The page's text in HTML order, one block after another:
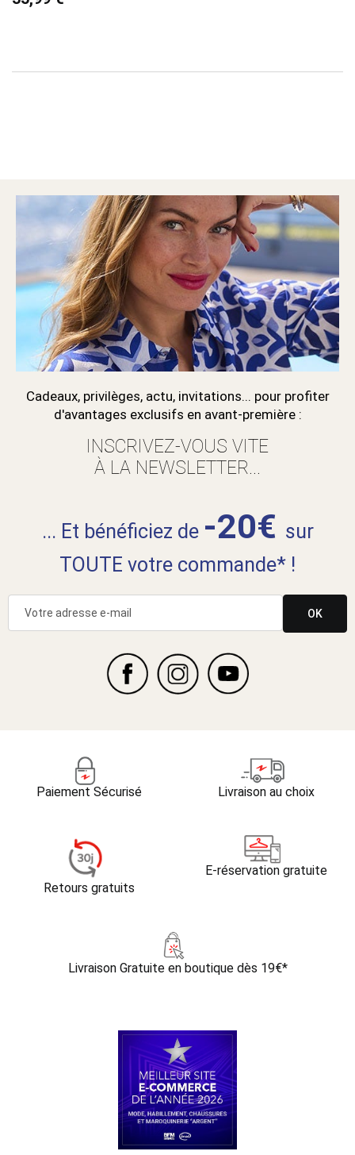
Cadeaux, privilèges, actu, invitations... pour profiter
d'avantages exclusifs en avant-première :
INSCRIVEZ-VOUS VITE
À LA NEWSLETTER...
... Et bénéficiez de -20€ sur
TOUTE votre commande* !
OK
Paiement Sécurisé Livraison au choix
Retours gratuits
E-réservation gratuite
Livraison Gratuite en boutique dès 19€*